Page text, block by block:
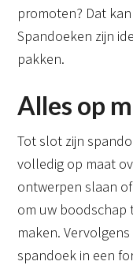
promoten? Dat
Spandoeken zijn
pakken.
Alles op
Tot slot zijn
volledig op maat
ontwerpen slaan
om uw boodschap
maken.
spandoek in een